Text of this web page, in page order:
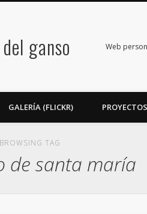
ganso Web
GALERÍA (FLICKR) PROYECTOS
TAG
de santa maría